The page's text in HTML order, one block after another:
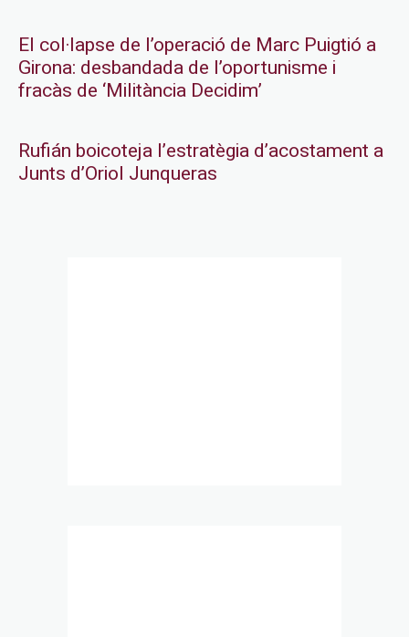
El col·lapse de l’operació de Marc Puigtió a
Girona: desbandada de l’oportunisme i
fracàs de ‘Militància Decidim’
Rufián boicoteja l’estratègia d’acostament a
Junts d’Oriol Junqueras